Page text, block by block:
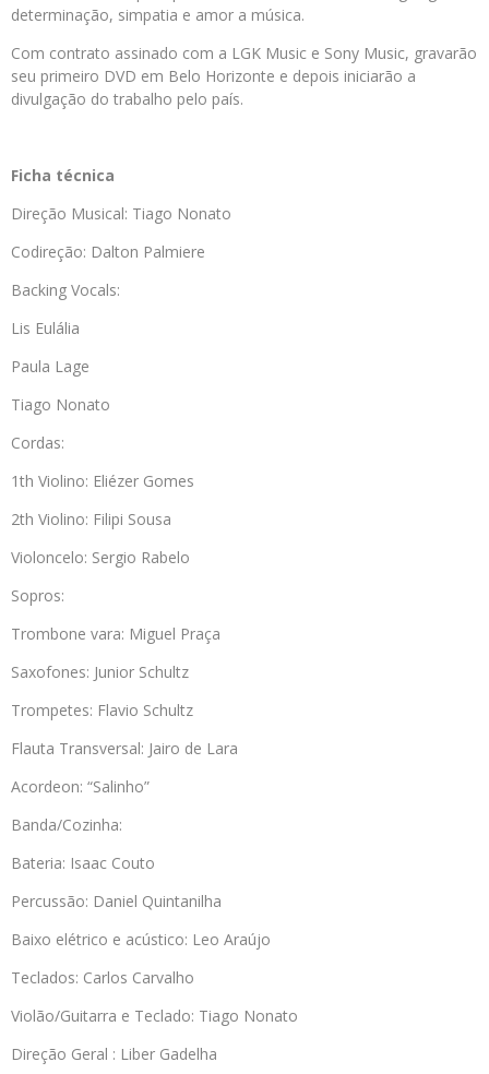
determinação, simpatia e amor a música.
Com contrato assinado com a LGK Music e Sony Music, gravarão
seu primeiro DVD em Belo Horizonte e depois iniciarão a
divulgação do trabalho pelo país.
Ficha técnica
Direção Musical: Tiago Nonato
Codireção: Dalton Palmiere
Backing Vocals:
Lis Eulália
Paula Lage
Tiago Nonato
Cordas:
1th Violino: Eliézer Gomes
2th Violino: Filipi Sousa
Violoncelo: Sergio Rabelo
Sopros:
Trombone vara: Miguel Praça
Saxofones: Junior Schultz
Trompetes: Flavio Schultz
Flauta Transversal: Jairo de Lara
Acordeon: “Salinho”
Banda/Cozinha:
Bateria: Isaac Couto
Percussão: Daniel Quintanilha
Baixo elétrico e acústico: Leo Araújo
Teclados: Carlos Carvalho
Violão/Guitarra e Teclado: Tiago Nonato
Direção Geral : Liber Gadelha